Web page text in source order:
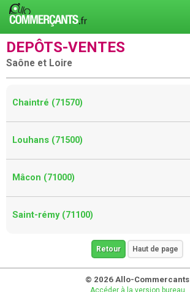
DEPÔTS-VENTES
Saône et Loire
Chaintré (71570)
Louhans (71500)
Mâcon (71000)
Saint-rémy (71100)
Retour Haut de page
© 2026 Allo-Commercants
Accéder à la version bureau